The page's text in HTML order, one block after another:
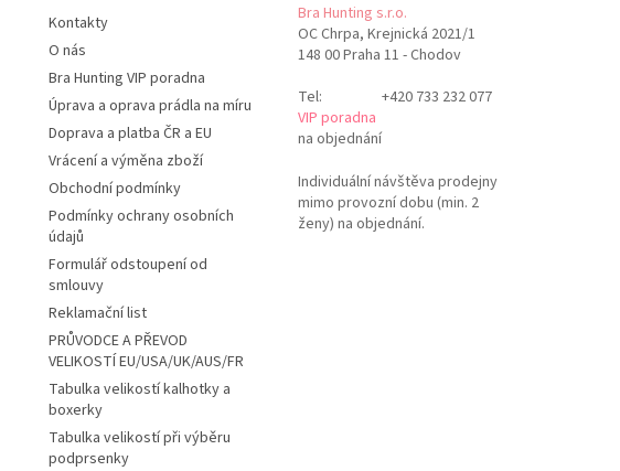
Kontakty
O nás
Bra Hunting VIP poradna
Úprava a oprava prádla na míru
Doprava a platba ČR a EU
Vrácení a výměna zboží
Obchodní podmínky
Podmínky ochrany osobních
údajů
Formulář odstoupení od
smlouvy
Reklamační list
PRŮVODCE A PŘEVOD
VELIKOSTÍ EU/USA/UK/AUS/FR
Tabulka velikostí kalhotky a
boxerky
Tabulka velikostí při výběru
podprsenky
Bra Hunting s.r.o.
OC Chrpa, Krejnická 2021/1
148 00 Praha 11 - Chodov
Tel:
+420 733 232 077
VIP poradna
na objednání
Individuální návštěva prodejny
mimo provozní dobu (min. 2
ženy) na objednání.